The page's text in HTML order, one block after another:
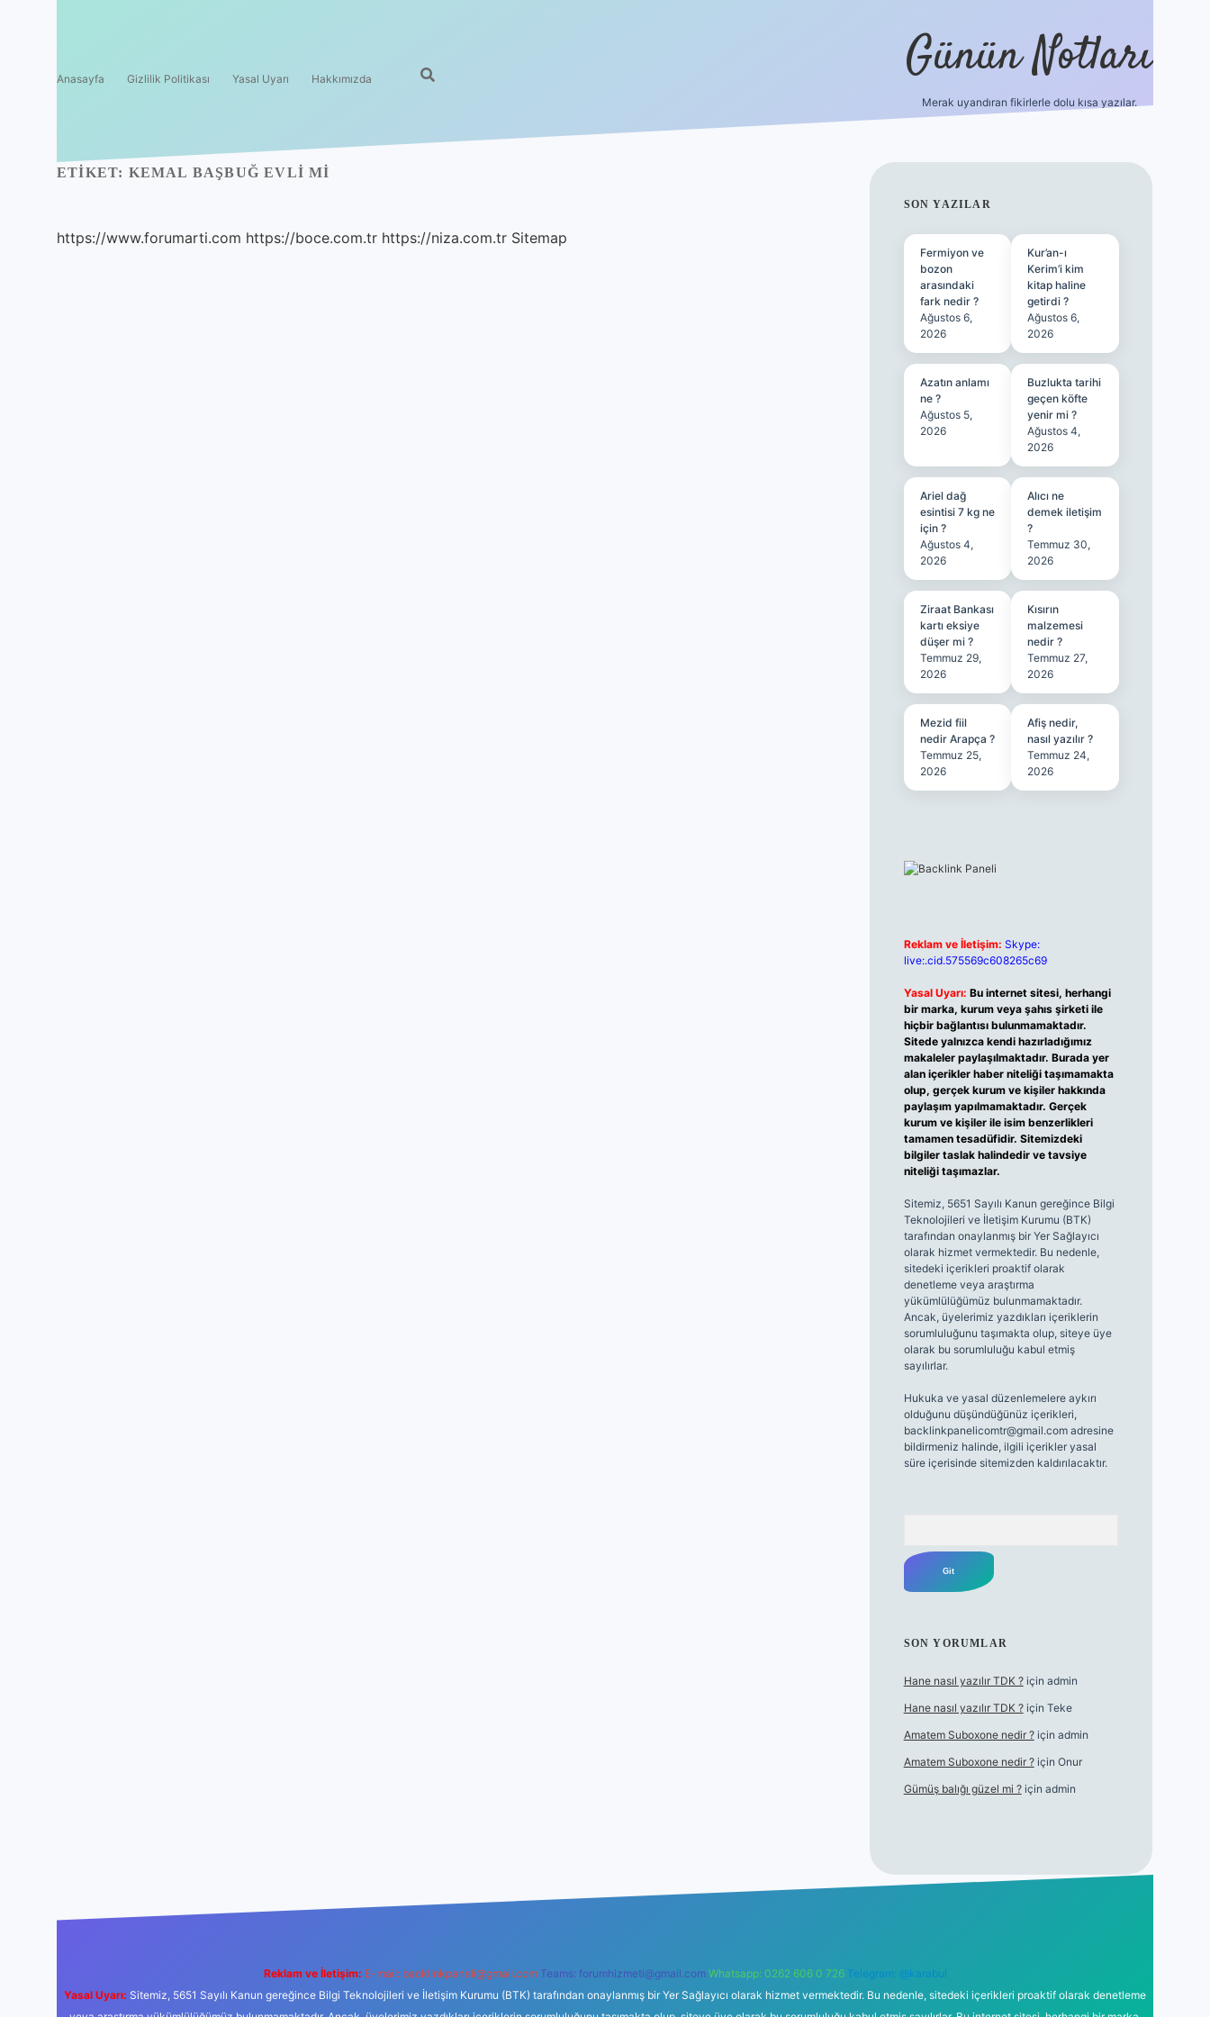
Anasayfa Gizlilik Politikası Yasal Uyarı Hakkımızda Günün Notları
Merak uyandıran fikirlerle dolu kısa yazılar.
ETIKET: KEMAL BAŞBUĞ EVLI MI
https://www.forumarti.com https://boce.com.tr https://niza.com.tr Sitemap
SIDEBAR
SON YAZILAR
Fermiyon ve
bozon
arasındaki
fark nedir ?
Ağustos 6,
2026
Kur’an-ı
Kerim’i kim
kitap haline
getirdi ?
Ağustos 6,
2026
Azatın anlamı
ne ?
Ağustos 5,
2026
Buzlukta tarihi
geçen köfte
yenir mi ?
Ağustos 4,
2026
Ariel dağ
esintisi 7 kg ne
için ?
Ağustos 4,
2026
Alıcı ne
demek iletişim
?
Temmuz 30,
2026
Ziraat Bankası
kartı eksiye
düşer mi ?
Temmuz 29,
2026
Kısırın
malzemesi
nedir ?
Temmuz 27,
2026
Mezid fiil
nedir Arapça ?
Temmuz 25,
2026
Afiş nedir,
nasıl yazılır ?
Temmuz 24,
2026
Reklam ve İletişim: Skype:
live:.cid.575569c608265c69
Yasal Uyarı: Bu internet sitesi, herhangi
bir marka, kurum veya şahıs şirketi ile
hiçbir bağlantısı bulunmamaktadır.
Sitede yalnızca kendi hazırladığımız
makaleler paylaşılmaktadır. Burada yer
alan içerikler haber niteliği taşımamakta
olup, gerçek kurum ve kişiler hakkında
paylaşım yapılmamaktadır. Gerçek
kurum ve kişiler ile isim benzerlikleri
tamamen tesadüfidir. Sitemizdeki
bilgiler taslak halindedir ve tavsiye
niteliği taşımazlar.
Sitemiz, 5651 Sayılı Kanun gereğince Bilgi
Teknolojileri ve İletişim Kurumu (BTK)
tarafından onaylanmış bir Yer Sağlayıcı
olarak hizmet vermektedir. Bu nedenle,
sitedeki içerikleri proaktif olarak
denetleme veya araştırma
yükümlülüğümüz bulunmamaktadır.
Ancak, üyelerimiz yazdıkları içeriklerin
sorumluluğunu taşımakta olup, siteye üye
olarak bu sorumluluğu kabul etmiş
sayılırlar.
Hukuka ve yasal düzenlemelere aykırı
olduğunu düşündüğünüz içerikleri,
backlinkpanelicomtr@gmail.comadresine
bildirmeniz halinde, ilgili içerikler yasal
süre içerisinde sitemizden kaldırılacaktır.
SON YORUMLAR
Hane nasıl yazılır TDK ?için admin
Hane nasıl yazılır TDK ?için Teke
Amatem Suboxone nedir ?için admin
Amatem Suboxone nedir ?için Onur
Gümüş balığı güzel mi ?için admin
https://
Reklam ve İletişim: E-mail: backlinkpaneli@gmail.com Teams: forumhizmeti@gmail.com Whatsapp: 0262 606 0 726 Telegram: @karabul
Yasal Uyarı: Sitemiz, 5651 Sayılı Kanun gereğince Bilgi Teknolojileri ve İletişim Kurumu (BTK) tarafından onaylanmış bir Yer Sağlayıcı olarak hizmet vermektedir. Bu nedenle, sitedeki içerikleri proaktif olarak denetleme